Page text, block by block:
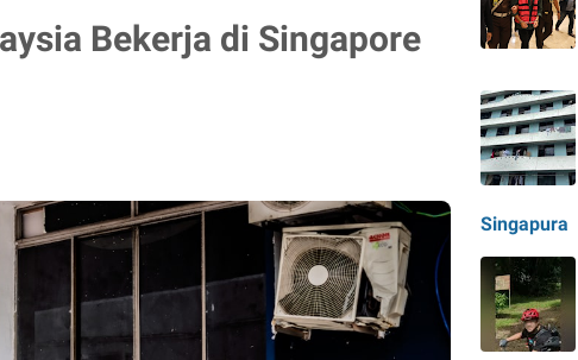
Bekerja di Singapore
Singapura